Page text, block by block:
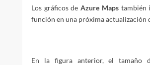
Los gráficos deAzure Mapstambién
función en una próxima actualización
En la figura anterior, el tamaño